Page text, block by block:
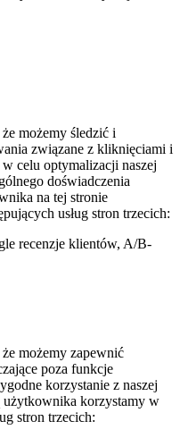
możemy śledzić i
związane z kliknięciami i
celu optymalizacji naszej
doświadczenia
na tej stronie
usług stron trzecich:
recenzje klientów, A/B-
możemy zapewnić
poza funkcje
korzystanie z naszej
korzystamy w
stron trzecich: